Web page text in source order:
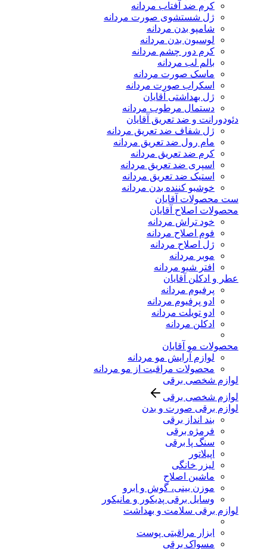
کرم ضد آفتاب مردانه
ژل شستشوی صورت مردانه
شامپو بدن مردانه
لوسیون بدن مردانه
کرم دور چشم مردانه
بالم لب مردانه
ماسک صورت مردانه
اسکراب صورت مردانه
ژل بهداشتی آقایان
دستمال مرطوب مردانه
دئودورانت و ضد تعریق آقایان
ژل شفاف ضد تعریق مردانه
مام رول ضد تعریق مردانه
کرم ضد تعریق مردانه
اسپری ضد تعریق مردانه
استیک ضد تعریق مردانه
خوشبو کننده بدن مردانه
ست محصولات آقایان
محصولات اصلاح آقایان
خود تراش مردانه
فوم اصلاح مردانه
ژل اصلاح مردانه
موبر مردانه
افتر شیو مردانه
عطر و ادکلن آقایان
پرفیوم مردانه
ادو پرفیوم مردانه
ادو تویلت مردانه
ادکلن مردانه
محصولات مو آقایان
لوازم آرایش مو مردانه
محصولات مراقبت از مو مردانه
لوازم شخصی برقی
لوازم شخصی برقی
لوازم برقی صورت و بدن
بند انداز برقی
فرمژه برقی
سنگ پا برقی
اپیلاتور
لیزر خانگی
ماشین اصلاح
موزن بینی، گوش و ابرو
وسایل برقی پدیکور و مانیکور
لوازم برقی سلامت و بهداشت
ابزار مراقبتی پوست
مسواک برقی